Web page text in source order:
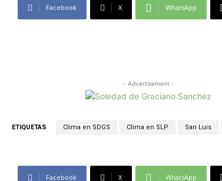
Facebook X WhatsApp
- Advertisement -
ETIQUETAS Clima en SDGS Clima en SLP San Luis
Facebook X WhatsApp